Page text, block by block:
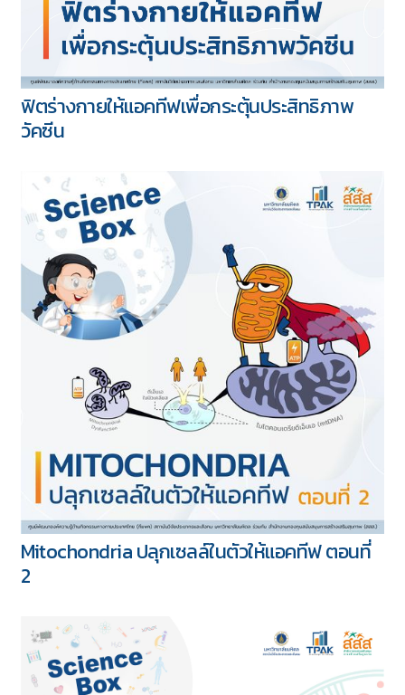
ฟิตร่างกายให้แอคทีฟเพื่อกระตุ้นประสิทธิภาพ
วัคซีน
Mitochondria ปลุกเซลล์ในตัวให้แอคทีฟ ตอนที่
2